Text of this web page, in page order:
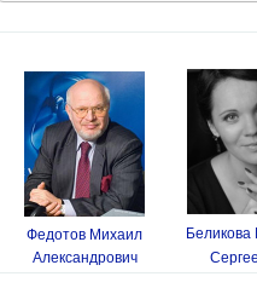
Федотов Михаил
Александрович